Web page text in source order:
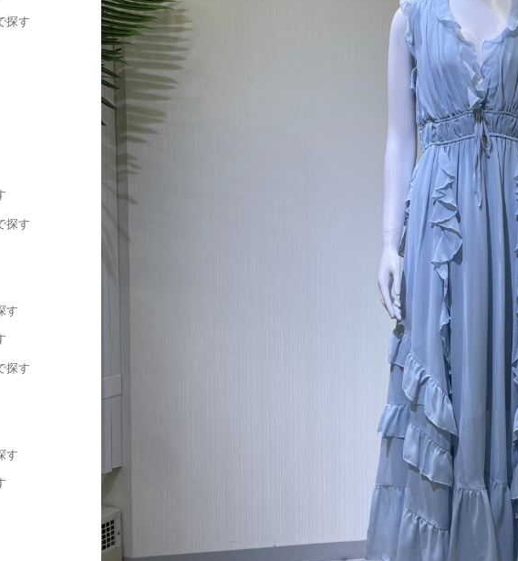
探す
探す
す
探す
す